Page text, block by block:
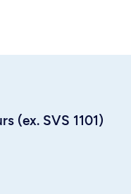
(ex. SVS 1101)